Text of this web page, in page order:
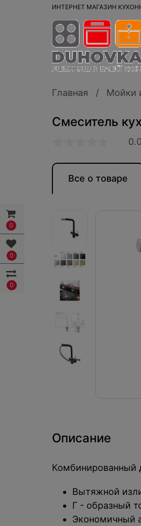
0
0
0
ИНТЕРНЕТ МАГАЗИН
Главная Мойки
Смеситель
0.0
Все о товаре
Описание
Комбинированный
Вытяжной
Г - образный
Экономичный